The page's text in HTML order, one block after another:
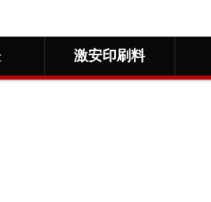
激安印刷料